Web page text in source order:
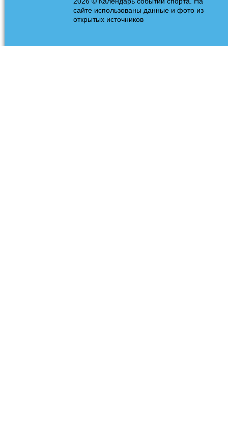
сайте использованы данные и фото из
открытых источников